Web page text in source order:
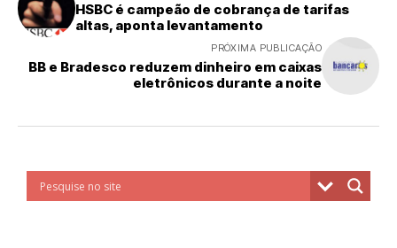
HSBC é campeão de cobrança de tarifas
altas, aponta levantamento
PRÓXIMA PUBLICAÇÃO
BB e Bradesco reduzem dinheiro em caixas
eletrônicos durante a noite